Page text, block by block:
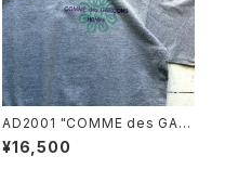
AD2001 "COMME des GAR
ÇONS HOMME" S/S T-shirt
¥16,500